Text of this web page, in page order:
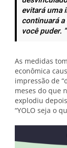
evitará uma
continuará
você puder. ”
As medidas
econômica
impressão de
meses do que
explodiu
“YOLO seja o